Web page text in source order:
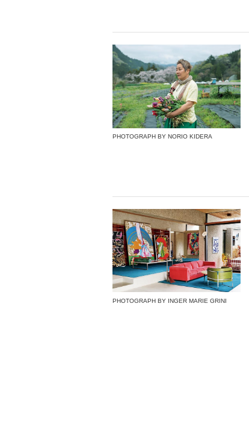
PHOTOGRAPH BY NORIO KIDERA
PHOTOGRAPH BY INGER MARIE GRINI